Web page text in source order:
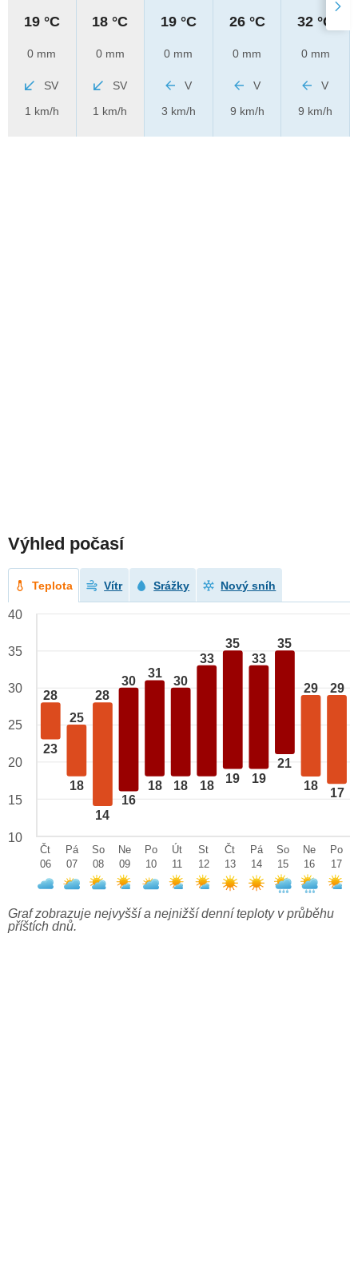
19 °C
0 mm
SV
1 km/h
18 °C
0 mm
SV
1 km/h
19 °C
0 mm
V
3 km/h
26 °C
0 mm
V
9 km/h
32 °C
0 mm
V
9 km/h
Výhled počasí
Teplota Vítr Srážky Nový sníh
28
23
25
18
28
14
30
16
31
18
30
18
33
18
35
19
33
19
35
21
29
18
29
17
40
35
30
25
20
15
10
Čt
06
Pá
07
So
08
Ne
09
Po
10
Út
11
St
12
Čt
13
Pá
14
So
15
Ne
16
Po
17
Graf zobrazuje nejvyšší a nejnižší denní teploty v průběhu
příštích dnů.